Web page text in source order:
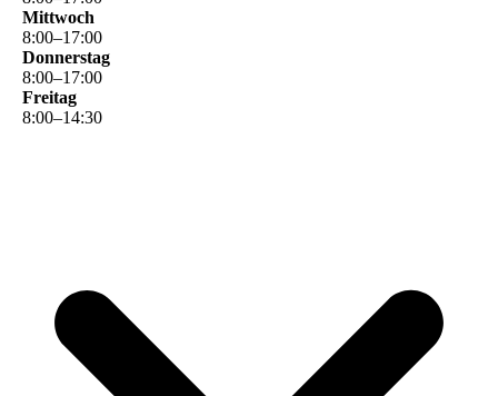
Mittwoch
8:00–17:00
Donnerstag
8:00–17:00
Freitag
8:00–14:30